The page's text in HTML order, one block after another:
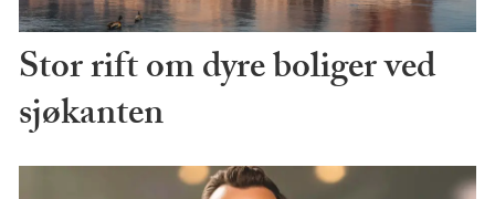
Stor rift om dyre boliger ved
sjøkanten